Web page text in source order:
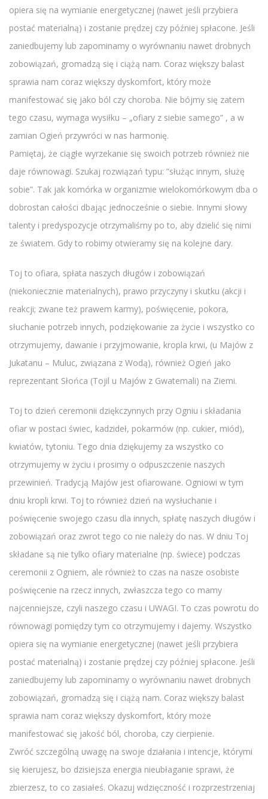
opiera się na wymianie energetycznej (nawet jeśli przybiera
postać materialną) i zostanie prędzej czy później spłacone. Jeśli
zaniedbujemy lub zapominamy o wyrównaniu nawet drobnych
zobowiązań, gromadzą się i ciążą nam. Coraz większy balast
sprawia nam coraz większy dyskomfort, który może
manifestować się jako ból czy choroba. Nie bójmy się zatem
tego czasu, wymaga wysiłku – „ofiary z siebie samego” , a w
zamian Ogień przywróci w nas harmonię.
Pamiętaj, że ciągłe wyrzekanie się swoich potrzeb również nie
daje równowagi. Szukaj rozwiązań typu: ”służąc innym, służę
sobie”. Tak jak komórka w organizmie wielokomórkowym dba o
dobrostan całości dbając jednocześnie o siebie. Innymi słowy
talenty i predyspozycje otrzymaliśmy po to, aby dzielić się nimi
ze światem. Gdy to robimy otwieramy się na kolejne dary.
Toj to ofiara, spłata naszych długów i zobowiązań
(niekoniecznie materialnych), prawo przyczyny i skutku (akcji i
reakcji; zwane też prawem karmy), poświęcenie, pokora,
słuchanie potrzeb innych, podziękowanie za życie i wszystko co
otrzymujemy, dawanie i przyjmowanie, kropla krwi, (u Majów z
Jukatanu – Muluc, związana z Wodą), również Ogień jako
reprezentant Słońca (Tojil u Majów z Gwatemali) na Ziemi.
Toj to dzień ceremonii dziękczynnych przy Ogniu i składania
ofiar w postaci świec, kadzideł, pokarmów (np. cukier, miód),
kwiatów, tytoniu. Tego dnia dziękujemy za wszystko co
otrzymujemy w życiu i prosimy o odpuszczenie naszych
przewinień. Tradycją Majów jest ofiarowane. Ogniowi w tym
dniu kropli krwi. Toj to również dzień na wysłuchanie i
poświęcenie swojego czasu dla innych, spłatę naszych długów i
zobowiązań oraz zwrot tego co nie należy do nas. W dniu Toj
składane są nie tylko ofiary materialne (np. świece) podczas
ceremonii z Ogniem, ale również to czas na nasze osobiste
poświęcenie na rzecz innych, zwłaszcza tego co mamy
najcenniejsze, czyli naszego czasu i UWAGI. To czas powrotu do
równowagi pomiędzy tym co otrzymujemy i dajemy. Wszystko
opiera się na wymianie energetycznej (nawet jeśli przybiera
postać materialną) i zostanie prędzej czy później spłacone. Jeśli
zaniedbujemy lub zapominamy o wyrównaniu nawet drobnych
zobowiązań, gromadzą się i ciążą nam. Coraz większy balast
sprawia nam coraz większy dyskomfort, który może
manifestować się jakość ból, choroba, czy cierpienie.
Zwróć szczególną uwagę na swoje działania i intencje, którymi
się kierujesz, bo dzisiejsza energia nieubłaganie sprawi, że
zbierzesz, to co zasiałeś. Okazuj wdzięczność i rozprzestrzeniaj